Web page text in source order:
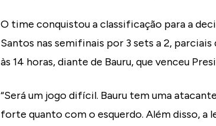
O time conquistou a classificação para a
Santos nas semifinais por 3 sets a 2, parciais
às 14 horas, diante de Bauru, que venceu
“Será um jogo difícil. Bauru tem uma
forte quanto com o esquerdo. Além disso, a